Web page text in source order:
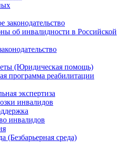
законодательство
об инвалидности в Российской
(Юридическая помощь)
программа реабилитации
экспертиза
инвалидов
инвалидов
(Безбарьерная среда)